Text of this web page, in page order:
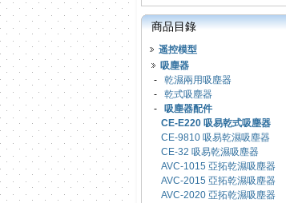
商品目錄
遥控模型
吸塵器
- 乾濕兩用吸塵器
- 乾式吸塵器
- 吸塵器配件
CE-E220 吸易乾式吸塵器
CE-9810 吸易乾濕吸塵器
CE-32 吸易乾濕吸塵器
AVC-1015 亞拓乾濕吸塵器
AVC-2015 亞拓乾濕吸塵器
AVC-2020 亞拓乾濕吸塵器